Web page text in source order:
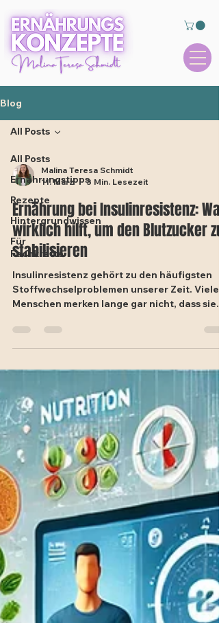
Blog
All Posts
Ernährungstipps
Rezepte
Hintergrundwissen
Für
Fachkräfte
All Posts
Malina Teresa Schmidt
11. März
3 Min. Lesezeit
Ernährung bei Insulinresistenz: Was
wirklich hilft, um den Blutzucker zu
stabilisieren
Insulinresistenz gehört zu den häufigsten
Stoffwechselproblemen unserer Zeit. Viele
Menschen merken lange gar nicht, dass sie
Heißhunger, Müdigkeit nach dem Essen oder
Schwierigkeiten beim Abnehmen werden oft
gebracht. Die gute Nachricht:Mit der
richtigen Ernährung lässt sich eine
Insulinresistenz häufig deutlich verbessern.
In diesem Artikel erfährst du, was bei einer
Insulinresistenz im K